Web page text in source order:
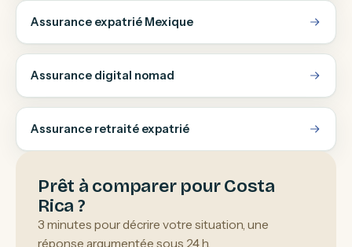
Assurance expatrié Mexique
Assurance digital nomad
Assurance retraité expatrié
Prêt à comparer pour Costa
Rica ?
3 minutes pour décrire votre situation, une
réponse argumentée sous 24 h.